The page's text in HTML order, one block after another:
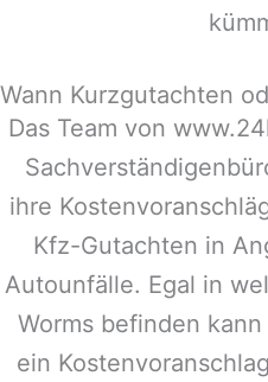
Wann Kurzgutachten
Das Team von
ihre
Kfz-Gutachten in
Autounfälle. Egal in
Wormsbefinden kann
ein